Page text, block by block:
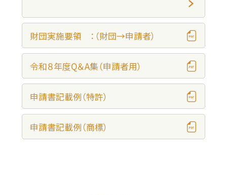
財団実施要領 ：（財団→申請者）
令和８年度Q＆A集（申請者用）
申請書記載例（特許）
申請書記載例（商標）